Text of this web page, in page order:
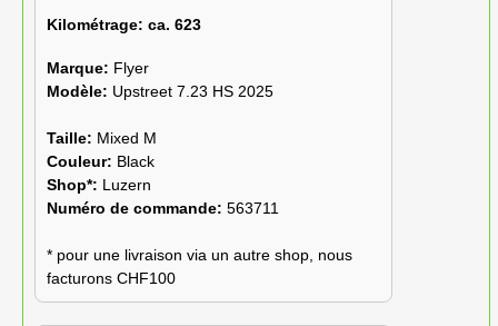
Kilométrage: ca. 623
Marque: Flyer
Modèle: Upstreet 7.23 HS 2025
Taille: Mixed M
Couleur: Black
Shop*: Luzern
Numéro de commande: 563711
* pour une livraison via un autre shop, nous
facturons CHF100